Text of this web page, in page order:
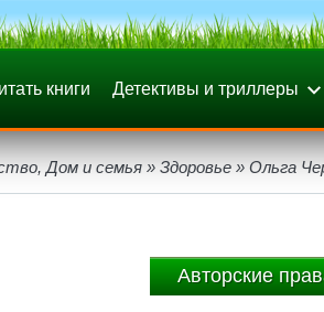
книги Детективы и триллеры
Дом и семья » Здоровье » Ольга
Авторские